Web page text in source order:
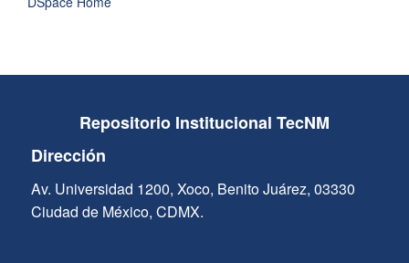
Repositorio Institucional TecNM
Dirección
Av. Universidad 1200, Xoco, Benito Juárez, 03330
Ciudad de México, CDMX.